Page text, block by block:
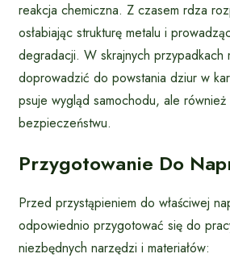
reakcja chemiczna. Z czasem rdza
osłabiając strukturę metalu i
degradacji. W skrajnych przypadkach
doprowadzić do powstania dziur w
psuje wygląd samochodu, ale
bezpieczeństwu.
Przygotowanie Do
Przed przystąpieniem do właściwej
odpowiednio przygotować się do
niezbędnych narzędzi i materiałów: